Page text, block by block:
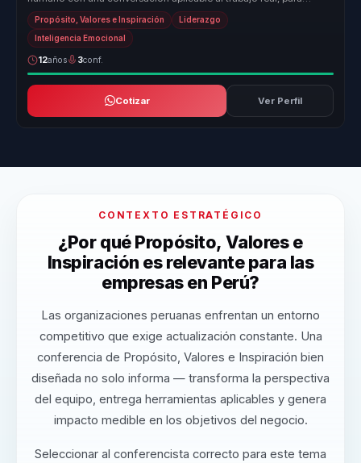
equipos que n...
Propósito, Valores e Inspiración Liderazgo
Inteligencia Emocional
12años 3conf.
Cotizar Ver Perfil
CONTEXTO ESTRATÉGICO
¿Por qué Propósito, Valores e
Inspiración es relevante para las
empresas en Perú?
Las organizaciones peruanas enfrentan un entorno
competitivo que exige actualización constante. Una
conferencia de Propósito, Valores e Inspiración bien
diseñada no solo informa — transforma la perspectiva
del equipo, entrega herramientas aplicables y genera
impacto medible en los objetivos del negocio.
Seleccionar al conferencista correcto para este tema